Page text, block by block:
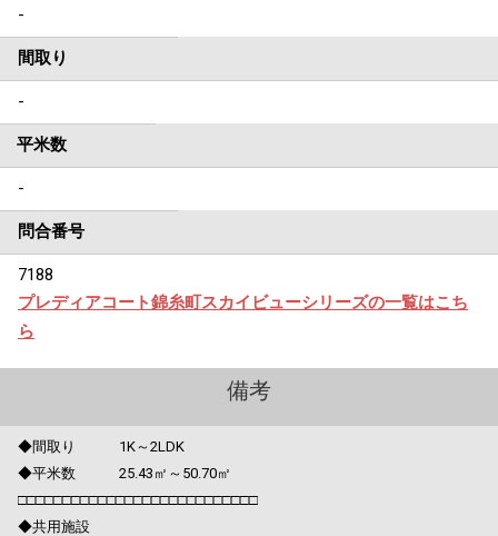
-
間取り
-
平米数
-
問合番号
7188
プレディアコート錦糸町スカイビューシリーズの一覧はこち
ら
備考
◆間取り 1K～2LDK
◆平米数 25.43㎡～50.70㎡
□□□□□□□□□□□□□□□□□□□□□□□□□□□
◆共用施設